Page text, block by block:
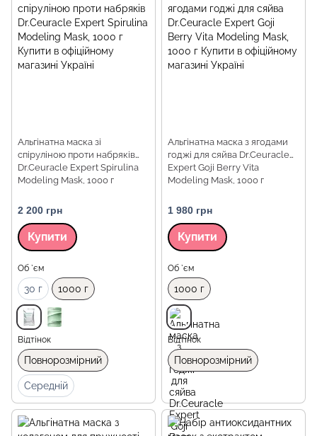
Альгінатна маска зі
спіруліною проти набряків
Dr.Ceuracle Expert Spirulina
Modeling Mask, 1000 г
2 200 грн
Купити
Об `єм
30 г 1000 г
Відтінок
Повнорозмірний
Середній
Альгінатна маска з ягодами
годжі для сяйва Dr.Ceuracle
Expert Goji Berry Vita
Modeling Mask, 1000 г
1 980 грн
Купити
Об `єм
1000 г
Відтінок
Повнорозмірний